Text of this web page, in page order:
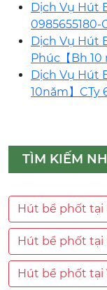
Dịch Vụ Hút
0985655180-
Dịch Vụ Hút
Phúc【Bh 10
Dịch Vụ Hút
10năm】CTy
TÌM KIẾM
Hút bể phốt tại
Hút bể phốt tại
Hút bể phốt tại